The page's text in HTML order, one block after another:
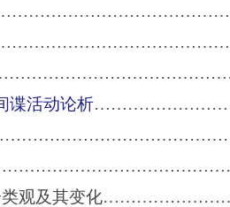
始末
性质
谍活动论析
观及其变化